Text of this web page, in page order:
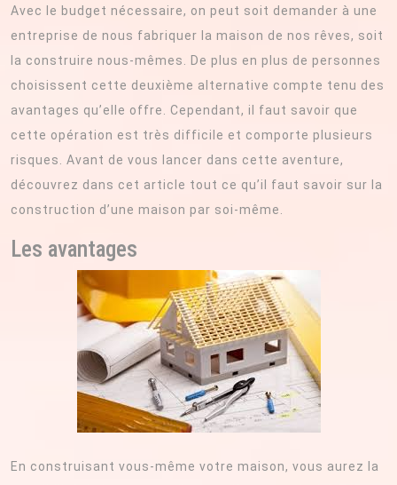
Avec le budget nécessaire, on peut soit demander à une
entreprise de nous fabriquer la maison de nos rêves, soit
la construire nous-mêmes. De plus en plus de personnes
choisissent cette deuxième alternative compte tenu des
avantages qu’elle offre. Cependant, il faut savoir que
cette opération est très difficile et comporte plusieurs
risques. Avant de vous lancer dans cette aventure,
découvrez dans cet article tout ce qu’il faut savoir sur la
construction d’une maison par soi-même.
Les avantages
En construisant vous-même votre maison, vous aurez la